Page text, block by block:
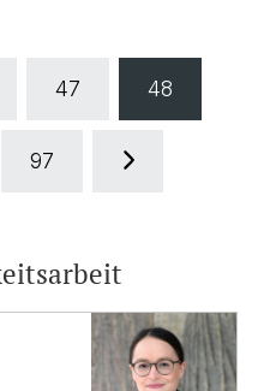
47 48
97